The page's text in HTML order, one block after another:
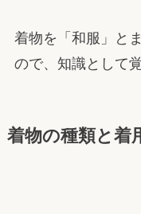
着物を「和服」と
ので、知識として
着物の種類と着